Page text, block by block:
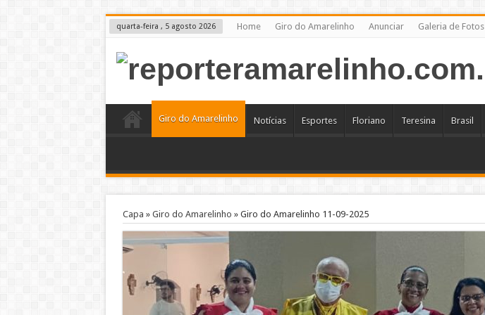
quarta-feira , 5 agosto 2026 Home Giro do Amarelinho Anunciar Galeria de Fotos
Giro do Amarelinho Notícias Esportes Floriano Teresina Brasil
Capa » Giro do Amarelinho » Giro do Amarelinho 11-09-2025